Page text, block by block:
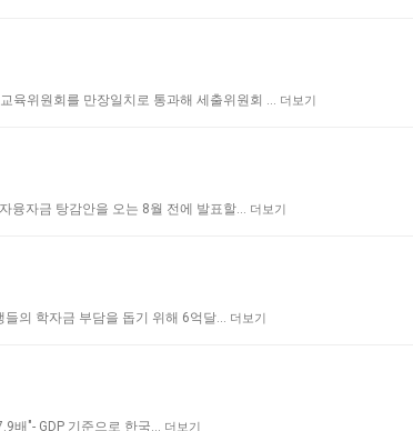
육위원회를 만장일치로 통과해 세출위원회 … 더보기
융자금 탕감안을 오는 8월 전에 발표할… 더보기
들의 학자금 부담을 돕기 위해 6억달… 더보기
배"- GDP 기준으로 한국… 더보기